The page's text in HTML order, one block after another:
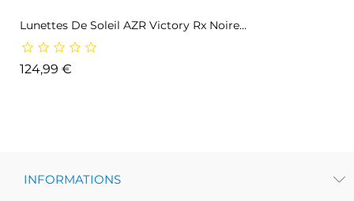
Lunettes De Soleil AZR Victory Rx Noire...
124,99 €
INFORMATIONS